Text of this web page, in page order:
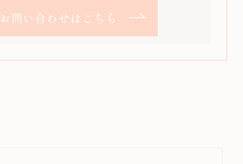
お問い合わせはこちら